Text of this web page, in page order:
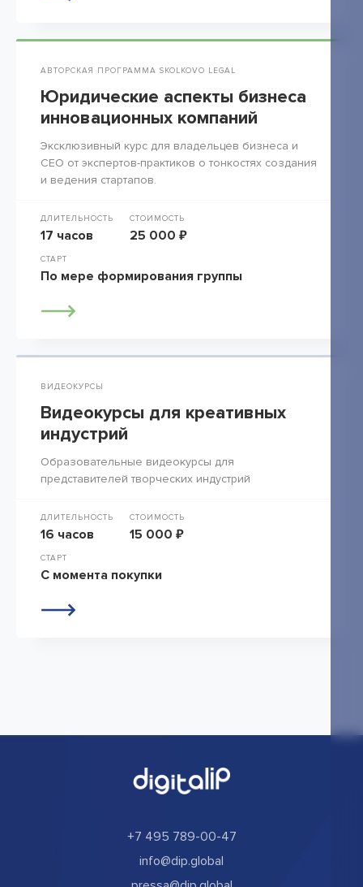
АВТОРСКАЯ ПРОГРАММА SKOLKOVO LEGAL
Юридические аспекты бизнеса
инновационных компаний
Эксклюзивный курс для владельцев бизнеса и
СЕО от экспертов-практиков о тонкостях создания
и ведения стартапов.
ДЛИТЕЛЬНОСТЬ
17 часов
СТОИМОСТЬ
25 000 ₽
СТАРТ
По мере формирования группы
ВИДЕОКУРСЫ
Видеокурсы для креативных
индустрий
Образовательные видеокурсы для
представителей творческих индустрий
ДЛИТЕЛЬНОСТЬ
16 часов
СТОИМОСТЬ
15 000 ₽
СТАРТ
С момента покупки
+7 495 789-00-47
info@dip.global